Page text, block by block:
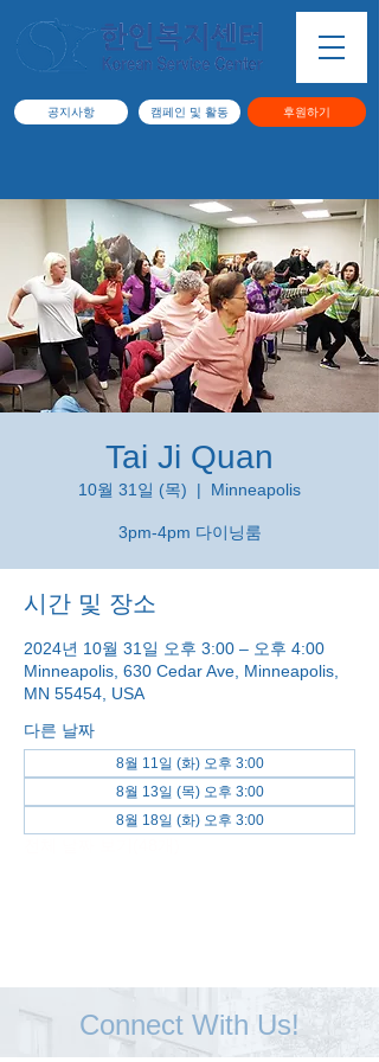
공지사항 캠페인 및 활동 후원하기
Tai Ji Quan
10월 31일 (목)
  |
Minneapolis
3pm-4pm 다이닝룸
시간 및 장소
2024년 10월 31일 오후 3:00 – 오후 4:00
Minneapolis, 630 Cedar Ave, Minneapolis,
MN 55454, USA
다른 날짜
8월 11일 (화) 오후 3:00
8월 13일 (목) 오후 3:00
8월 18일 (화) 오후 3:00
Connect With Us!